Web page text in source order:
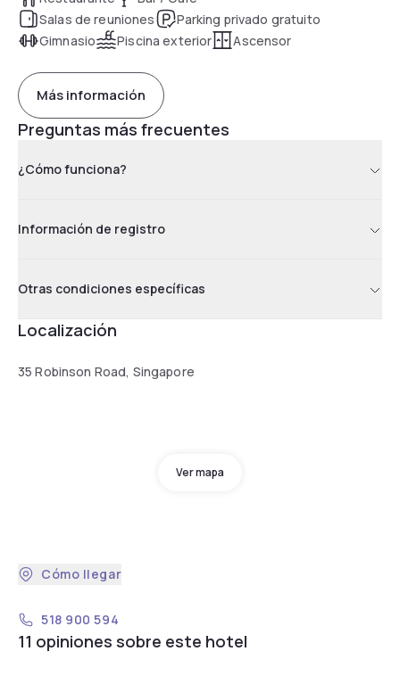
Salas de reuniones
Parking privado gratuito
Gimnasio
Piscina exterior Ascensor
Más información
Preguntas más frecuentes
¿Cómo funciona?
Información de registro
Otras condiciones específicas
Localización
35 Robinson Road, Singapore
Ver mapa
Cómo llegar
518 900 594
11 opiniones sobre este hotel